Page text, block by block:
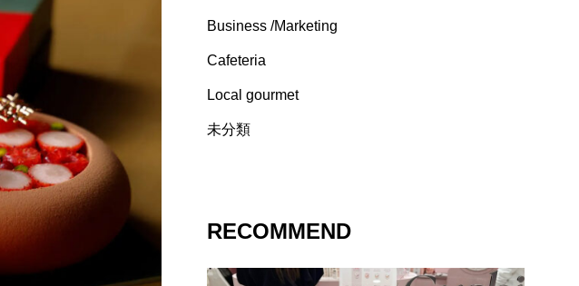
Business /Marketing
Cafeteria
Local gourmet
未分類
RECOMMEND